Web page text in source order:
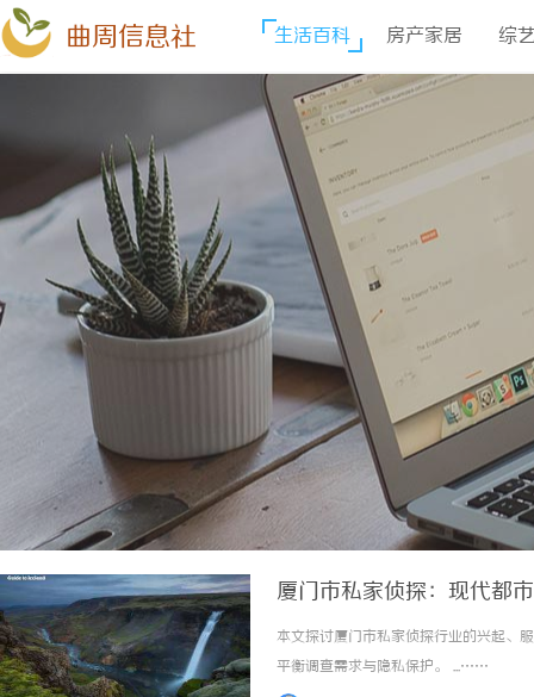
曲周信息社 生活百科 房产家居 综
厦门市私家侦探：现代都
本文探讨厦门市私家侦探行业的兴起、
平衡调查需求与隐私保护。 ...……